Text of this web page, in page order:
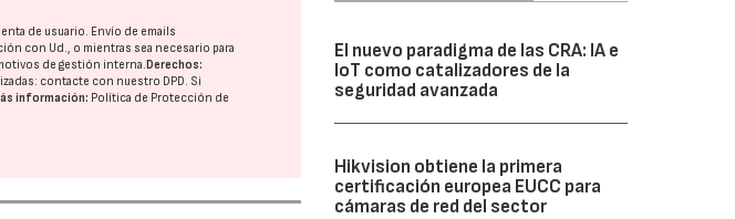
de usuario. Envío de emails
con Ud., o mientras sea necesario para
de gestión interna. Derechos:
contacte con nuestro DPD. Si
información: Política de Protección de
El nuevo paradigma de las CRA: IA e
IoT como catalizadores de la
seguridad avanzada
Hikvision obtiene la primera
certificación europea EUCC para
cámaras de red del sector